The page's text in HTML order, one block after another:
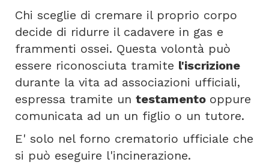
Chi sceglie di cremare il proprio corpo
decide di ridurre il cadavere in gas e
frammenti ossei. Questa volontà può
essere riconosciuta tramite l'iscrizione
durante la vita ad associazioni ufficiali,
espressa tramite un testamento oppure
comunicata ad un un figlio o un tutore.
E' solo nel forno crematorio ufficiale che
si può eseguire l'incinerazione.